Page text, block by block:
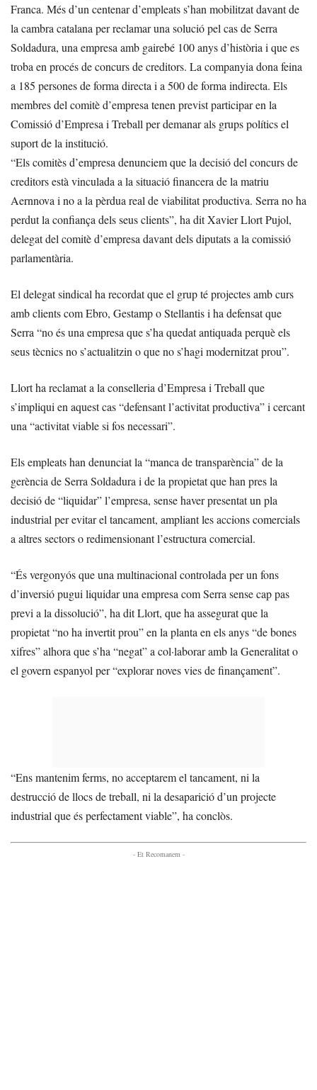
Franca. Més d’un centenar d’empleats s’han mobilitzat davant de
la cambra catalana per reclamar una solució pel cas de Serra
Soldadura, una empresa amb gairebé 100 anys d’història i que es
troba en procés de concurs de creditors. La companyia dona feina
a 185 persones de forma directa i a 500 de forma indirecta. Els
membres del comitè d’empresa tenen previst participar en la
Comissió d’Empresa i Treball per demanar als grups polítics el
suport de la institució.
“Els comitès d’empresa denunciem que la decisió del concurs de
creditors està vinculada a la situació financera de la matriu
Aernnova i no a la pèrdua real de viabilitat productiva. Serra no ha
perdut la confiança dels seus clients”, ha dit Xavier Llort Pujol,
delegat del comitè d’empresa davant dels diputats a la comissió
parlamentària.
El delegat sindical ha recordat que el grup té projectes amb curs
amb clients com Ebro, Gestamp o Stellantis i ha defensat que
Serra “no és una empresa que s’ha quedat antiquada perquè els
seus tècnics no s’actualitzin o que no s’hagi modernitzat prou”.
Llort ha reclamat a la conselleria d’Empresa i Treball que
s’impliqui en aquest cas “defensant l’activitat productiva” i cercant
una “activitat viable si fos necessari”.
Els empleats han denunciat la “manca de transparència” de la
gerència de Serra Soldadura i de la propietat que han pres la
decisió de “liquidar” l’empresa, sense haver presentat un pla
industrial per evitar el tancament, ampliant les accions comercials
a altres sectors o redimensionant l’estructura comercial.
“És vergonyós que una multinacional controlada per un fons
d’inversió pugui liquidar una empresa com Serra sense cap pas
previ a la dissolució”, ha dit Llort, que ha assegurat que la
propietat “no ha invertit prou” en la planta en els anys “de bones
xifres” alhora que s’ha “negat” a col·laborar amb la Generalitat o
el govern espanyol per “explorar noves vies de finançament”.
“Ens mantenim ferms, no acceptarem el tancament, ni la
destrucció de llocs de treball, ni la desaparició d’un projecte
industrial que és perfectament viable”, ha conclòs.
- Et Recomanem -